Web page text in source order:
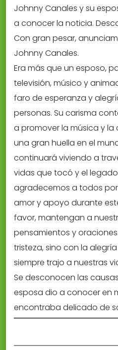
Johnny Canales y su
a conocer la noticia.
Con gran pesar,
Johnny Canales.
Era más que un esposo,
televisión, músico y
faro de esperanza y
personas. Su carisma
a promover la música y
una gran huella en el
continuará viviendo a
vidas que tocó y el
agradecemos a todos
amor y apoyo durante
favor, mantengan a
pensamientos y
tristeza, sino con la
siempre trajo a nuestras
Se desconocen las
esposa dio a conocer en
encontraba delicado de